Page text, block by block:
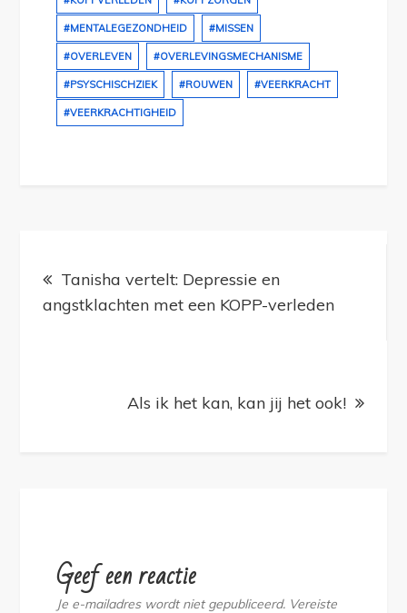
#MENTALEGEZONDHEID #MISSEN
#OVERLEVEN #OVERLEVINGSMECHANISME
#PSYSCHISCHZIEK #ROUWEN #VEERKRACHT
#VEERKRACHTIGHEID
Bericht
navigatie
Tanisha vertelt: Depressie en
angstklachten met een KOPP-verleden
Als ik het kan, kan jij het ook!
Geef een reactie
Je e-mailadres wordt niet gepubliceerd. Vereiste